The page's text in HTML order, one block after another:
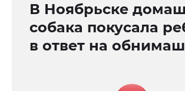
В Ноябрьске
собака покусала
в ответ на